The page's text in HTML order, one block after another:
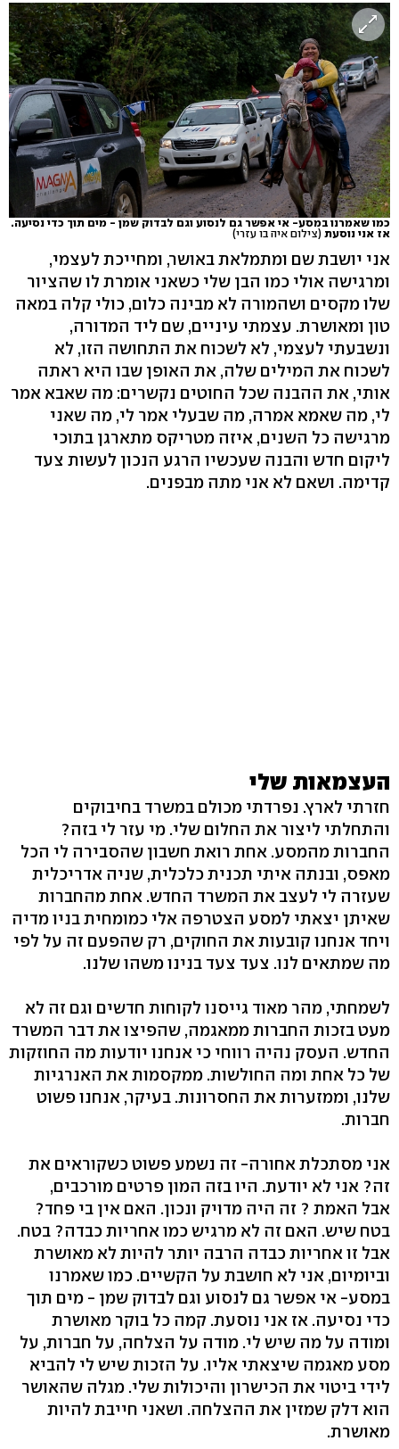
כמו שאמרנו במסע- אי אפשר גם לנסוע וגם לבדוק שמן - מים תוך כדי נסיעה.
אז אני נוסעת (צילום איה בו עזרי)
אני יושבת שם ומתמלאת באושר, ומחייכת לעצמי,
ומרגישה אולי כמו הבן שלי כשאני אומרת לו שהציור
שלו מקסים ושהמורה לא מבינה כלום, כולי קלה במאה
טון ומאושרת. עצמתי עיניים, שם ליד המדורה,
ונשבעתי לעצמי, לא לשכוח את התחושה הזו, לא
לשכוח את המילים שלה, את האופן שבו היא ראתה
אותי, את ההבנה שכל החוטים נקשרים: מה שאבא אמר
לי, מה שאמא אמרה, מה שבעלי אמר לי, מה שאני
מרגישה כל השנים, איזה מטריקס מתארגן בתוכי
ליקום חדש והבנה שעכשיו הרגע הנכון לעשות צעד
קדימה. ושאם לא אני מתה מבפנים.
העצמאות שלי
חזרתי לארץ. נפרדתי מכולם במשרד בחיבוקים
והתחלתי ליצור את החלום שלי. מי עזר לי בזה?
החברות מהמסע. אחת רואת חשבון שהסבירה לי הכל
מאפס, ובנתה איתי תכנית כלכלית, שניה אדריכלית
שעזרה לי לעצב את המשרד החדש. אחת מהחברות
שאיתן יצאתי למסע הצטרפה אלי כמומחית בניו מדיה
ויחד אנחנו קובעות את החוקים, רק שהפעם זה על לפי
מה שמתאים לנו. צעד צעד בנינו משהו שלנו.
לשמחתי, מהר מאוד גייסנו לקוחות חדשים וגם זה לא
מעט בזכות החברות ממאגמה, שהפיצו את דבר המשרד
החדש. העסק נהיה רווחי כי אנחנו יודעות מה החוזקות
של כל אחת ומה החולשות. ממקסמות את האנרגיות
שלנו, וממזערות את החסרונות. בעיקר, אנחנו פשוט
חברות.
אני מסתכלת אחורה- זה נשמע פשוט כשקוראים את
זה? אני לא יודעת. היו בזה המון פרטים מורכבים,
אבל האמת ? זה היה מדויק ונכון. האם אין בי פחד?
בטח שיש. האם זה לא מרגיש כמו אחריות כבדה? בטח.
אבל זו אחריות כבדה הרבה יותר להיות לא מאושרת
וביומיום, אני לא חושבת על הקשיים. כמו שאמרנו
במסע- אי אפשר גם לנסוע וגם לבדוק שמן - מים תוך
כדי נסיעה. אז אני נוסעת. קמה כל בוקר מאושרת
ומודה על מה שיש לי. מודה על הצלחה, על חברות, על
מסע מאגמה שיצאתי אליו. על הזכות שיש לי להביא
לידי ביטוי את הכישרון והיכולות שלי. מגלה שהאושר
הוא דלק שמזין את ההצלחה. ושאני חייבת להיות
מאושרת.